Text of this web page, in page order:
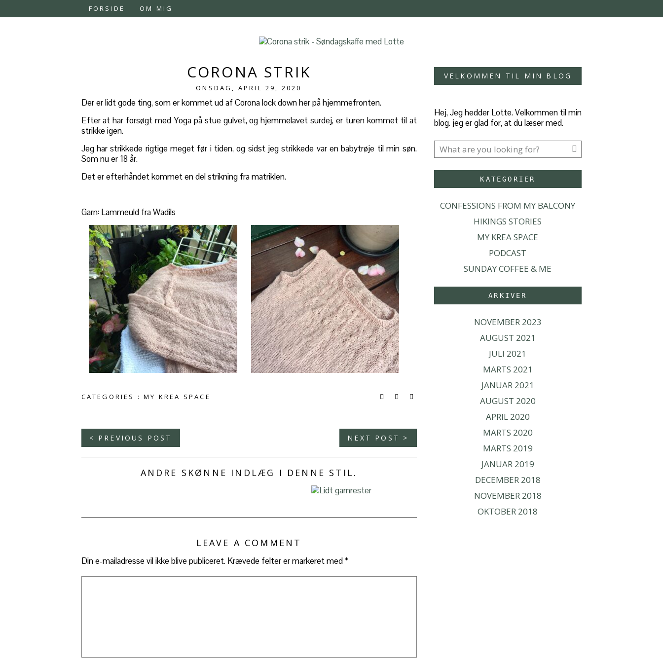
FORSIDE OM MIG
CORONA STRIK
ONSDAG, APRIL 29, 2020
Der er lidt gode ting, som er kommet ud af Corona lock down her på hjemmefronten.
Efter at har forsøgt med Yoga på stue gulvet, og hjemmelavet surdej, er turen kommet til at
strikke igen.
Jeg har strikkede rigtige meget før i tiden, og sidst jeg strikkede var en babytrøje til min søn.
Som nu er 18 år.
Det er efterhåndet kommet en del strikning fra matriklen.
Garn: Lammeuld fra Wadils
CATEGORIES :MY KREA SPACE
< PREVIOUS POST NEXT POST >
ANDRE SKØNNE INDLÆG I DENNE STIL.
LEAVE A COMMENT
Din e-mailadresse vil ikke blive publiceret. Krævede felter er markeret med*
VELKOMMEN TIL MIN BLOG
Hej, Jeg hedder Lotte. Velkommen til min
blog. jeg er glad for, at du læser med.
KATEGORIER
CONFESSIONS FROM MY BALCONY
HIKINGS STORIES
MY KREA SPACE
PODCAST
SUNDAY COFFEE & ME
ARKIVER
NOVEMBER 2023
AUGUST 2021
JULI 2021
MARTS 2021
JANUAR 2021
AUGUST 2020
APRIL 2020
MARTS 2020
MARTS 2019
JANUAR 2019
DECEMBER 2018
NOVEMBER 2018
OKTOBER 2018